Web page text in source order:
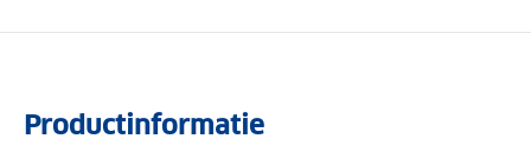
Productinformatie